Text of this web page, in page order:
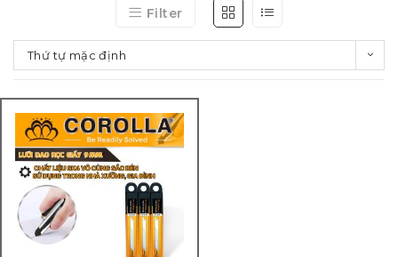
Filter
Thứ tự mặc định